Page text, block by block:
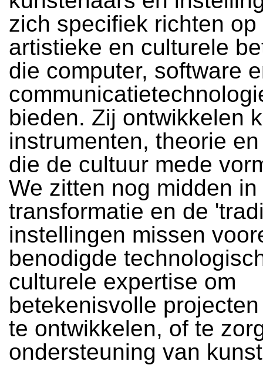
zich specifiek richten op
artistieke en culturele
die computer, software
bieden. Zij ontwikkelen
instrumenten, theorie
die de cultuur mede
We zitten nog midden in
transformatie en de
instellingen missen
benodigde
culturele expertise om
betekenisvolle
te ontwikkelen, of te
ondersteuning van